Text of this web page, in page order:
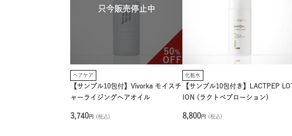
只今販売停止中
ヘアケア
【サンプル10包付】Vivorka モイスチ
ャーライジングヘアオイル
3,740 円 (税込)
化粧水
【サンプル10包付き】LACTPEP LOT
ION (ラクトペプローション)
8,800 円 (税込)